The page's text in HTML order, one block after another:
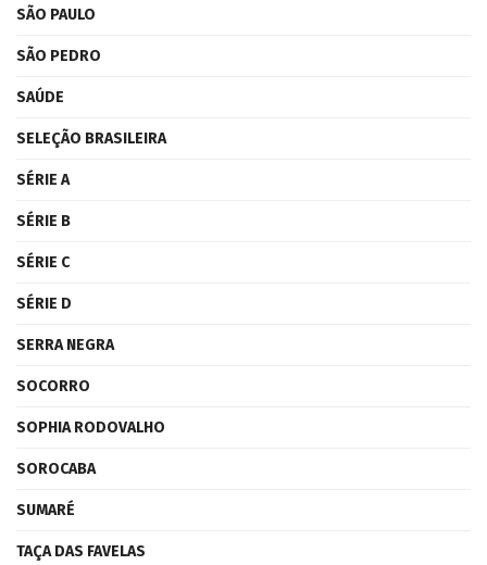
SÃO PAULO
SÃO PEDRO
SAÚDE
SELEÇÃO BRASILEIRA
SÉRIE A
SÉRIE B
SÉRIE C
SÉRIE D
SERRA NEGRA
SOCORRO
SOPHIA RODOVALHO
SOROCABA
SUMARÉ
TAÇA DAS FAVELAS